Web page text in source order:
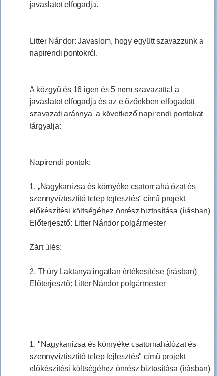
javaslatot elfogadja.
Litter Nándor: Javaslom, hogy együtt szavazzunk a
napirendi pontokról.
A közgyűlés 16 igen és 5 nem szavazattal a
javaslatot elfogadja és az előzőekben elfogadott
szavazati aránnyal a következő napirendi pontokat
tárgyalja:
Napirendi pontok:
1. „Nagykanizsa és környéke csatornahálózat és
szennyvíztisztító telep fejlesztés” című projekt
előkészítési költségéhez önrész biztosítása (írásban)
Előterjesztő: Litter Nándor polgármester
Zárt ülés:
2. Thúry Laktanya ingatlan értékesítése (írásban)
Előterjesztő: Litter Nándor polgármester
1. "Nagykanizsa és környéke csatornahálózat és
szennyvíztisztító telep fejlesztés" című projekt
előkészítési költségéhez önrész biztosítása (írásban)